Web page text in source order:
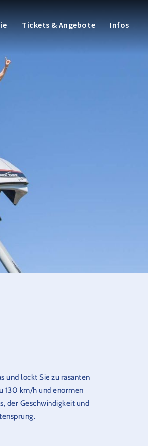
Tickets & Angebote Infos
und lockt Sie zu rasanten
130 km/h und enormen
der Geschwindigkeit und
können